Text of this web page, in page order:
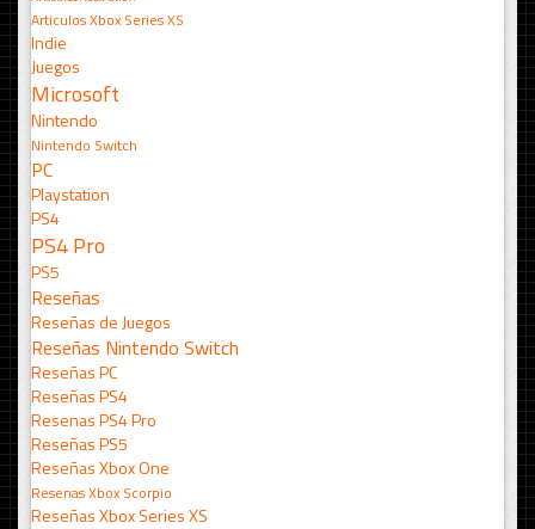
Articulos Xbox Series XS
Indie
Juegos
Microsoft
Nintendo
Nintendo Switch
PC
Playstation
PS4
PS4 Pro
PS5
Reseñas
Reseñas de Juegos
Reseñas Nintendo Switch
Reseñas PC
Reseñas PS4
Resenas PS4 Pro
Reseñas PS5
Reseñas Xbox One
Resenas Xbox Scorpio
Reseñas Xbox Series XS